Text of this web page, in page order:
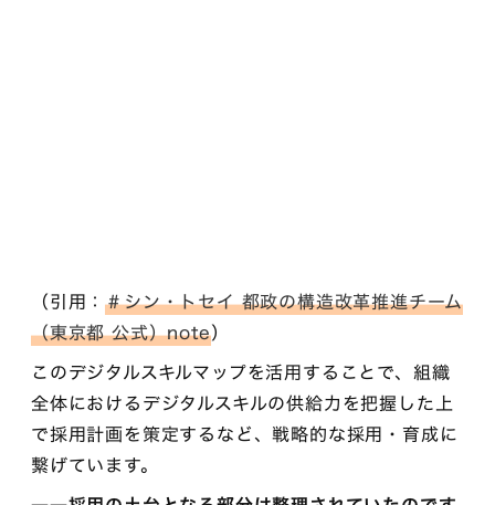
（引用：＃シン・トセイ 都政の構造改革推進チーム
（東京都 公式）note）
このデジタルスキルマップを活用することで、組織
全体におけるデジタルスキルの供給力を把握した上
で採用計画を策定するなど、戦略的な採用・育成に
繋げています。